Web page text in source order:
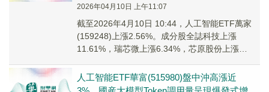
2026年04月10日 上午11:07
截至2026年4月10日 10:44，人工智能ETF萬家
(159248)上漲2.56%。成分股全誌科技上漲
11.61%，瑞芯微上漲6.34%，芯原股份上漲
人工智能ETF華富(515980)盤中沖高漲近